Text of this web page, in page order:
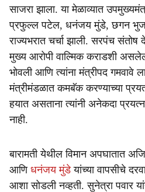
r
e
साजरा झाला. या मेळाव्यात
प्रफुल्ल पटेल, धनंजय मुंडे, छगन
राज्यभरात चर्चा झाली. सरपंच
मुख्य आरोपी वाल्मिक कराडशी
भोवली आणि त्यांना मंत्रीपद गमवावे
मंत्रीमंडळात कमबॅक करण्याच्या
हयात असताना त्यांनी अनेकदा
नाही.
बारामती येथील विमान अपघातात
आणि धनंजय मुंडेयांच्या वापसीचे
आशा सोडली नव्हती. सुनेत्रा पवार